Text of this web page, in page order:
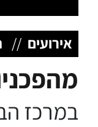
אירועים //
במרכז